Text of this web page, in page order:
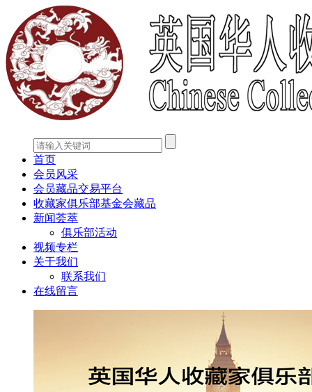
首页
会员风采
会员藏品交易平台
收藏家俱乐部基金会藏品
新闻荟萃
俱乐部活动
视频专栏
关于我们
联系我们
在线留言